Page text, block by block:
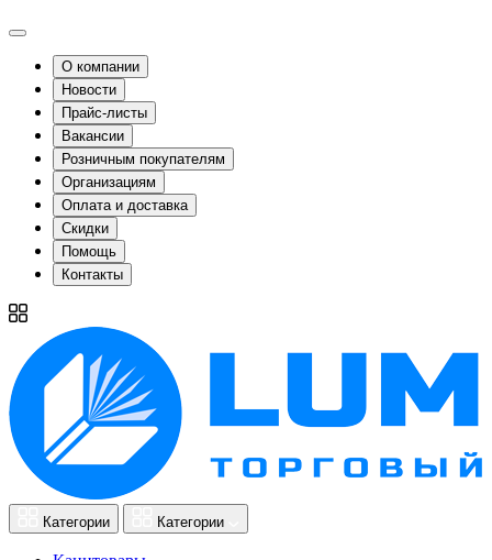
О компании
Новости
Прайс-листы
Вакансии
Розничным покупателям
Организациям
Оплата и доставка
Скидки
Помощь
Контакты
Категории Категории